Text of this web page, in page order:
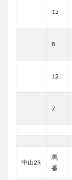
15
8
12
7
中山2R
馬
番